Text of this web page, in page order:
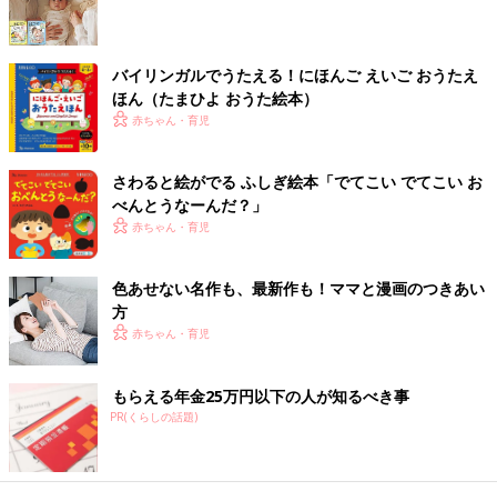
バイリンガルでうたえる！にほんご えいご おうたえ
ほん（たまひよ おうた絵本）
赤ちゃん・育児
さわると絵がでる ふしぎ絵本「でてこい でてこい お
べんとうなーんだ？」
赤ちゃん・育児
色あせない名作も、最新作も！ママと漫画のつきあい
方
赤ちゃん・育児
もらえる年金25万円以下の人が知るべき事
PR(くらしの話題)